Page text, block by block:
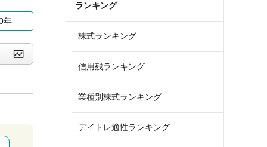
年
ランキング
株式ランキング
信用残ランキング
業種別株式ランキング
デイトレ適性ランキング